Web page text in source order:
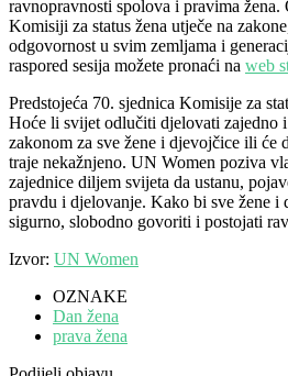
ravnopravnosti spolova i pravima žena.
Komisiji za status žena utječe na
odgovornost u svim zemljama i
raspored sesija možete pronaći na web
Predstojeća 70. sjednica Komisije za
Hoće li svijet odlučiti djelovati zajedno
zakonom za sve žene i djevojčice ili će
traje nekažnjeno. UN Women poziva
zajednice diljem svijeta da ustanu,
pravdu i djelovanje. Kako bi sve žene i
sigurno, slobodno govoriti i postojati
Izvor: UN Women
OZNAKE
Dan žena
prava žena